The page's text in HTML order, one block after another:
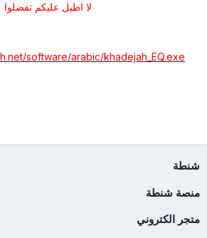
لا اطيل عليكم تفضلوا
software/arabic/khadejah_EQ.exe
شنطة
منصة شنطة
متجر الكتروني